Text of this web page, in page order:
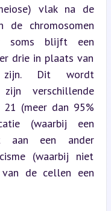
vlak na de
de chromosomen
soms blijft een
er drie in plaats van
zijn. Dit wordt
verschillende
(meer dan 95%
(waarbij een
aan een ander
(waarbij niet
de cellen een